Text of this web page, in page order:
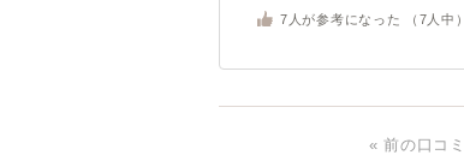
7 人が参考になった （ 7 人中）
« 前の口コミ